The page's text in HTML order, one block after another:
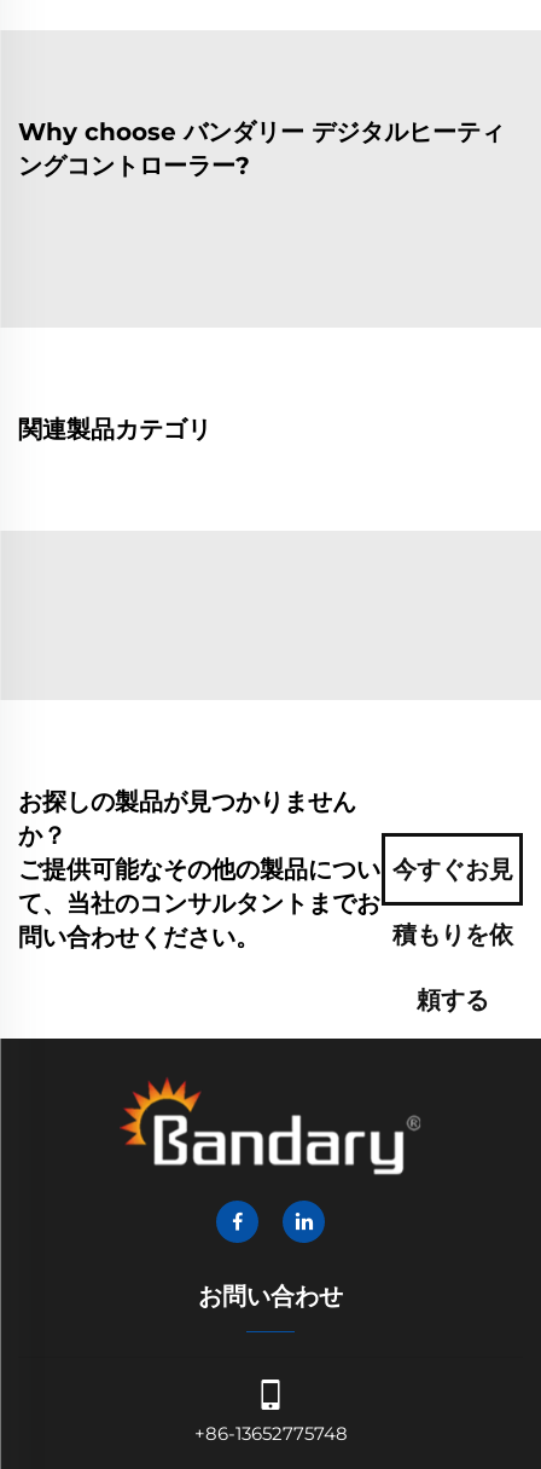
Why choose バンダリー デジタルヒーティ
ングコントローラー?
関連製品カテゴリ
お探しの製品が見つかりません
か？
ご提供可能なその他の製品につい
て、当社のコンサルタントまでお
問い合わせください。
今すぐお見
積もりを依
頼する
お問い合わせ
+86-13652775748